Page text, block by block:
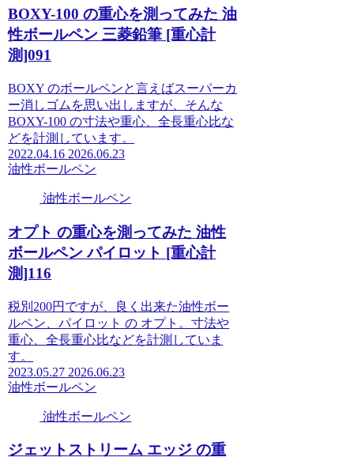
BOXY-100 の重心を測ってみた 油
性ボールペン 三菱鉛筆 [重心計
測]091
BOXY のボールペンと言えばスーパーカ
ー消しゴムを思い出しますが、そんな
BOXY-100 の寸法や重心、全長重心比な
どを計測しています。
2022.04.16 2026.06.23
油性ボールペン
油性ボールペン
オプト の重心を測ってみた 油性
ボールペン パイロット [重心計
測]116
税別200円ですが、良く出来た油性ボー
ルペン、パイロット の オプト。寸法や
重心、全長重心比などを計測していま
す。
2023.05.27 2026.06.23
油性ボールペン
油性ボールペン
ジェットストリーム エッジ の重